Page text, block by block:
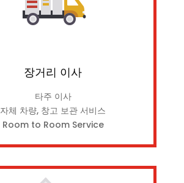
장거리 이사
타주 이사
자체 차량, 창고 보관 서비스
Room to Room Service